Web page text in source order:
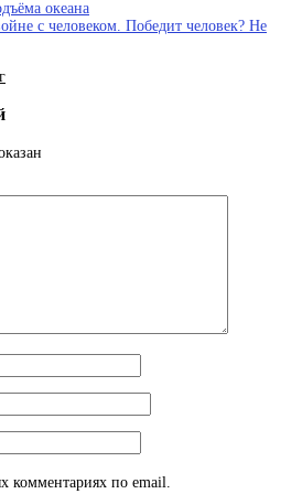
океана
с человеком. Победит человек? Не
комментариях по email.